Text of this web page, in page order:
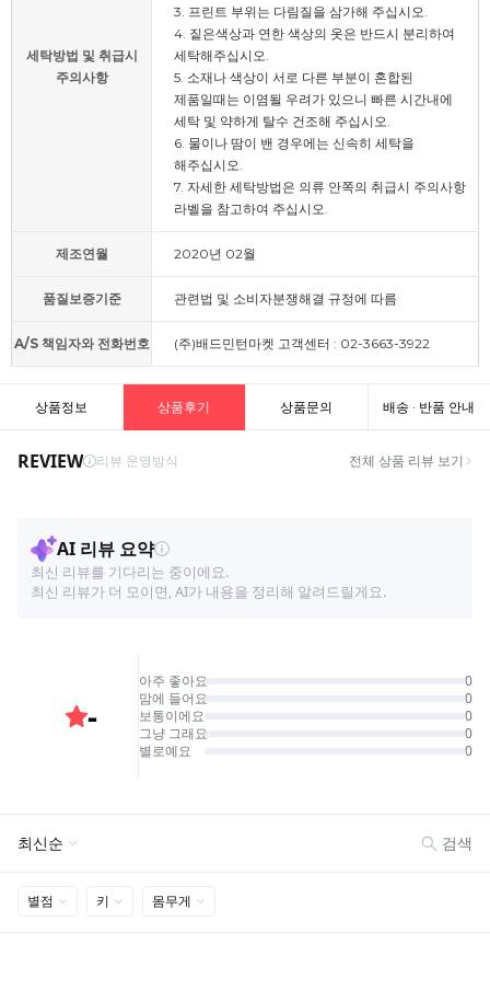
세탁방법 및 취급시
주의사항
3. 프린트 부위는 다림질을 삼가해 주십시오.
4. 짙은색상과 연한 색상의 옷은 반드시 분리하여
세탁해주십시오.
5. 소재나 색상이 서로 다른 부분이 혼합된
제품일때는 이염될 우려가 있으니 빠른 시간내에
세탁 및 약하게 탈수 건조해 주십시오.
6. 물이나 땀이 밴 경우에는 신속히 세탁을
해주십시오.
7. 자세한 세탁방법은 의류 안쪽의 취급시 주의사항
라벨을 참고하여 주십시오.
제조연월 2020년 02월
품질보증기준 관련법 및 소비자분쟁해결 규정에 따름
A/S 책임자와 전화번호 (주)배드민턴마켓 고객센터 : 02-3663-3922
상품정보 상품후기 상품문의 배송 · 반품 안내